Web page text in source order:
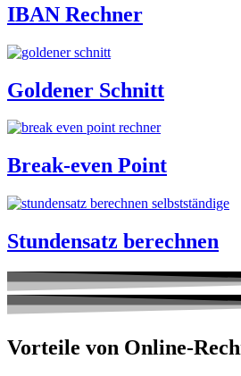
IBAN Rechner
Goldener Schnitt
Break-even Point
Stundensatz berechnen
Vorteile von Online-